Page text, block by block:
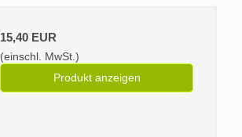
15,40 EUR
(einschl. MwSt.)
Produkt anzeigen